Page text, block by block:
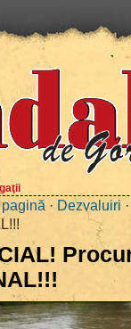
· Dezvaluiri